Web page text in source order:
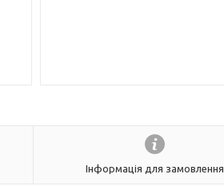
Інформація для замовлення